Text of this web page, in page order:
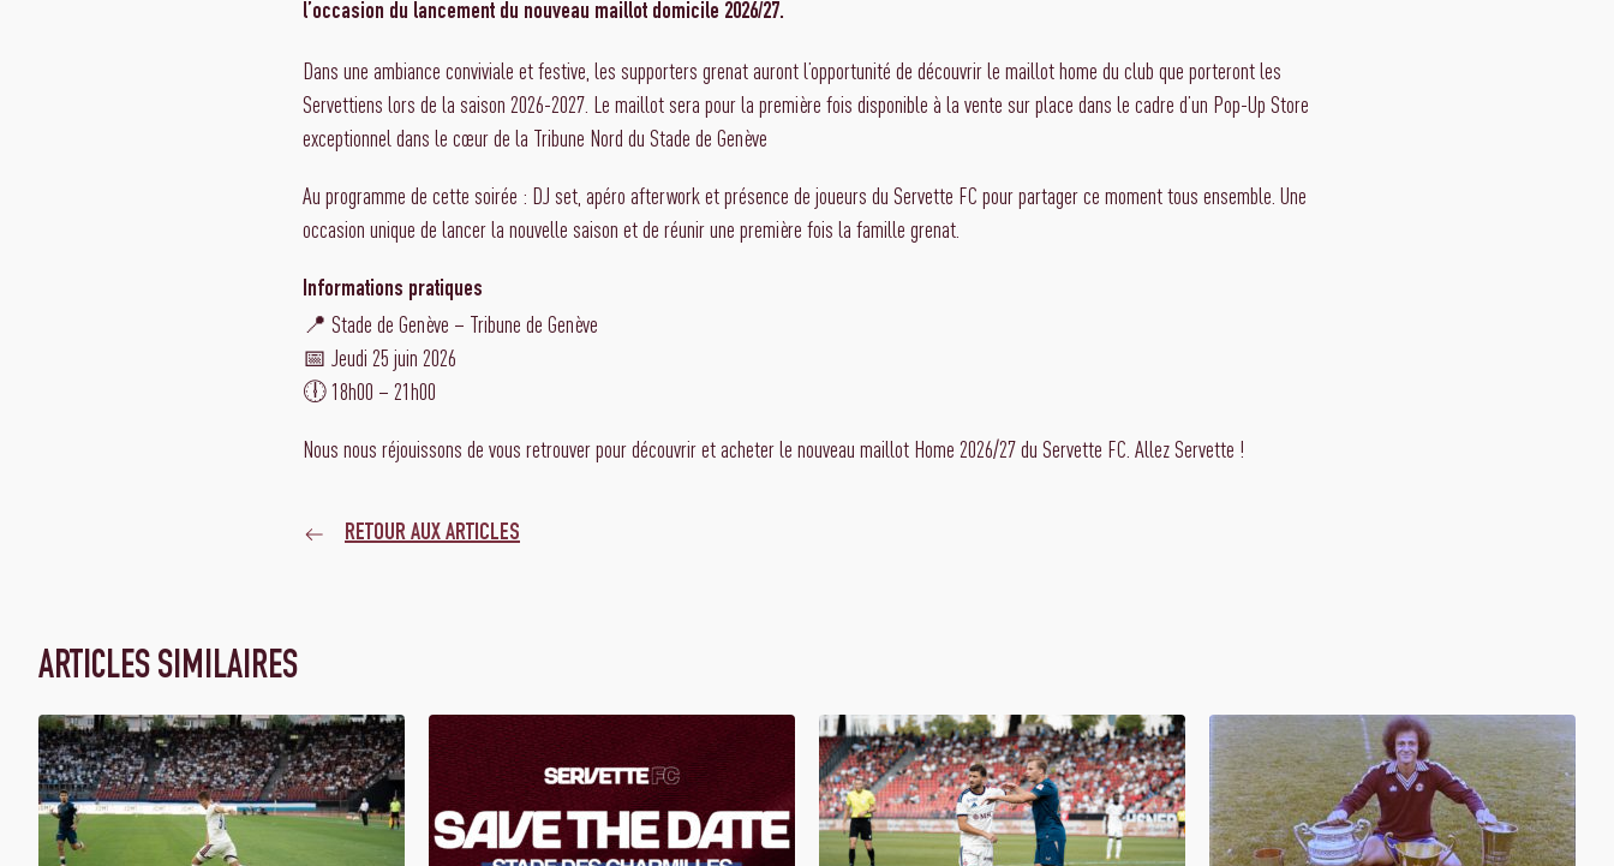
l’occasion du lancement du nouveau maillot domicile 2026/27.
Dans une ambiance conviviale et festive, les supporters grenat auront l’opportunité de découvrir le maillot home du club que porteront les
Servettiens lors de la saison 2026-2027. Le maillot sera pour la première fois disponible à la vente sur place dans le cadre d’un Pop-Up Store
exceptionnel dans le cœur de la Tribune Nord du Stade de Genève
Au programme de cette soirée : DJ set, apéro afterwork et présence de joueurs du Servette FC pour partager ce moment tous ensemble. Une
occasion unique de lancer la nouvelle saison et de réunir une première fois la famille grenat.
Informations pratiques
📍 Stade de Genève – Tribune de Genève
📅 Jeudi 25 juin 2026
🕕 18h00 – 21h00
Nous nous réjouissons de vous retrouver pour découvrir et acheter le nouveau maillot Home 2026/27 du Servette FC. Allez Servette !
RETOUR AUX ARTICLES
ARTICLES SIMILAIRES